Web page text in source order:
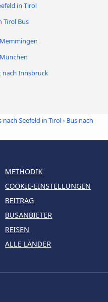
in Tirol
Tirol Bus
nach Innsbruck
nach Seefeld in Tirol› Bus nach
METHODIK
COOKIE-EINSTELLUNGEN
BEITRAG
BUSANBIETER
REISEN
ALLE LÄNDER